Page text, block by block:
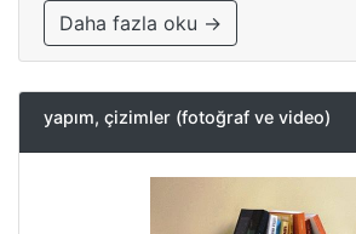
Daha fazla oku →
yapım, çizimler (fotoğraf ve video)